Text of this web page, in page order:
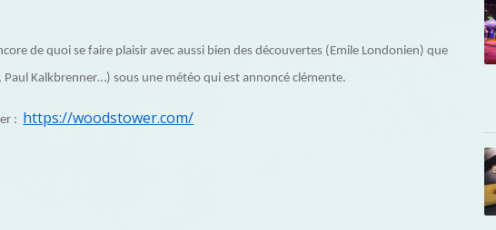
de quoi se faire plaisir avec aussi bien des découvertes (Emile Londonien) que
Kalkbrenner…) sous une météo qui est annoncé clémente.
: https://woodstower.com/